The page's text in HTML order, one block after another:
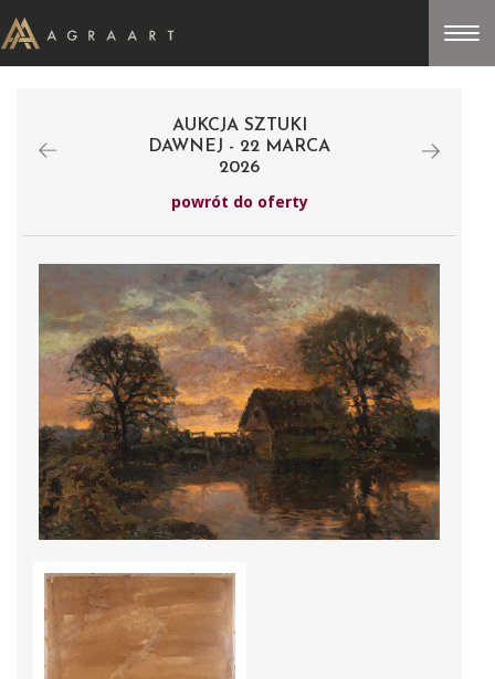
AUKCJA SZTUKI
DAWNEJ - 22 MARCA
2026
powrót do oferty